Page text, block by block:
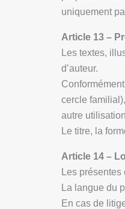
uniquement
Article 13 –
Les textes,
d’auteur.
cercle
autre
Le titre, la
Article 14 –
Les
La langue du
En cas de